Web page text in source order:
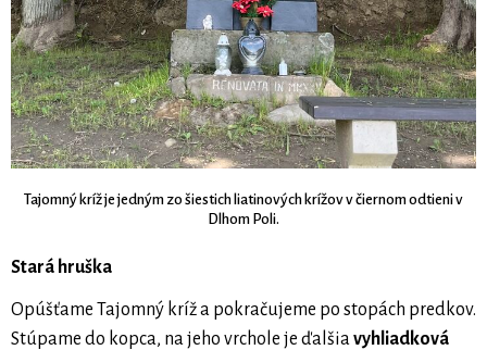
Tajomný kríž je jedným zo šiestich liatinových krížov v čiernom odtieni v
Dlhom Poli.
Stará hruška
Opúšťame Tajomný kríž a pokračujeme po stopách predkov.
Stúpame do kopca, na jeho vrchole je ďalšiavyhliadková